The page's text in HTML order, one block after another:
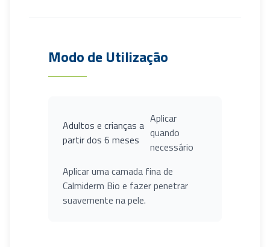
Modo de Utilização
Adultos e crianças a
partir dos 6 meses
Aplicar
quando
necessário
Aplicar uma camada fina de
Calmiderm Bio e fazer penetrar
suavemente na pele.